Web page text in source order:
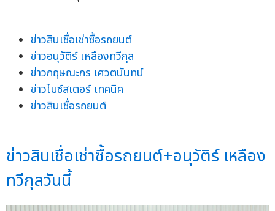
ข่าวสินเชื่อเช่าซื้อรถยนต์
ข่าวอนุวัติร์ เหลืองทวีกุล
ข่าวกฤษณะกร เศวตนันทน์
ข่าวไมซ์สเตอร์ เทคนิค
ข่าวสินเชื่อรถยนต์
ข่าวสินเชื่อเช่าซื้อรถยนต์+อนุวัติร์ เหลือง
ทวีกุลวันนี้